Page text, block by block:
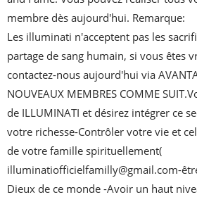
membre dès aujourd'hui. Remarque:
Les illuminati n'acceptent pas les
partage de sang humain, si vous êtes
contactez-nous aujourd'hui via
NOUVEAUX MEMBRES COMME
de ILLUMINATI et désirez intégrer ce
votre richesse-Contrôler votre vie et
de votre famille spirituellement(
illuminatiofficielfamilly@gmail.com-
Dieux de ce monde -Avoir un haut